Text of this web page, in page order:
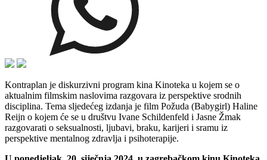
Kontraplan je diskurzivni program kina Kinoteka u kojem se o
aktualnim filmskim naslovima razgovara iz perspektive srodnih
disciplina. Tema sljedećeg izdanja je film Požuda (Babygirl) Haline
Reijn o kojem će se u društvu Ivane Schildenfeld i Jasne Žmak
razgovarati o seksualnosti, ljubavi, braku, karijeri i sramu iz
perspektive mentalnog zdravlja i psihoterapije.